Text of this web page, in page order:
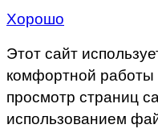
Хорошо
Этот сайт
комфортной работы
просмотр страниц
использованием